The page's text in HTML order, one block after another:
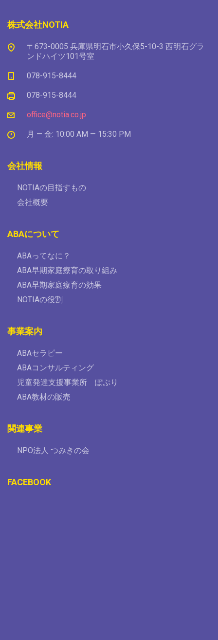
株式会社NOTIA
〒673-0005 兵庫県明石市小久保5-10-3 西明石グラ
ンドハイツ101号室
078-915-8444
078-915-8444
office@notia.co.jp
月 — 金: 10:00 AM — 15:30 PM
会社情報
NOTIAの目指すもの
会社概要
ABAについて
ABAってなに？
ABA早期家庭療育の取り組み
ABA早期家庭療育の効果
NOTIAの役割
事業案内
ABAセラピー
ABAコンサルティング
児童発達支援事業所 ぽぷり
ABA教材の販売
関連事業
NPO法人 つみきの会
FACEBOOK